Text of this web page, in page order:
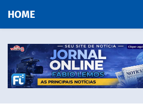
HOME